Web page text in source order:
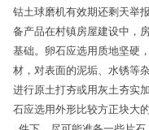
钴土球磨机有效期还剩天举
备产品在村镇房屋建设中，
基础。卵石应选用质地坚硬
材，对表面的泥垢、水锈等
进行原土打夯或用灰土夯实
石应选用外形比较方正块大